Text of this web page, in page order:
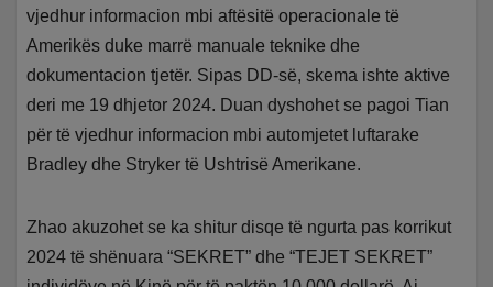
vjedhur informacion mbi aftësitë operacionale të
Amerikës duke marrë manuale teknike dhe
dokumentacion tjetër. Sipas DD-së, skema ishte aktive
deri me 19 dhjetor 2024. Duan dyshohet se pagoi Tian
për të vjedhur informacion mbi automjetet luftarake
Bradley dhe Stryker të Ushtrisë Amerikane.
Zhao akuzohet se ka shitur disqe të ngurta pas korrikut
2024 të shënuara “SEKRET” dhe “TEJET SEKRET”